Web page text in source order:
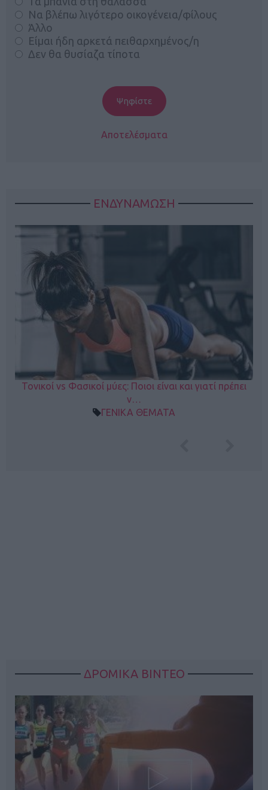
Να βλέπω λιγότερο οικογένεια/φίλους
Άλλο
Είμαι ήδη αρκετά πειθαρχημένος/η
Δεν θα θυσίαζα τίποτα
Αποτελέσματα
ΕΝΔΥΝΑΜΩΣΗ
Τονικοί vs Φασικοί μύες: Ποιοι είναι και γιατί πρέπει
ν…
ΓΕΝΙΚΑ ΘΕΜΑΤΑ
ΔΡΟΜΙΚΑ ΒΙΝΤΕΟ